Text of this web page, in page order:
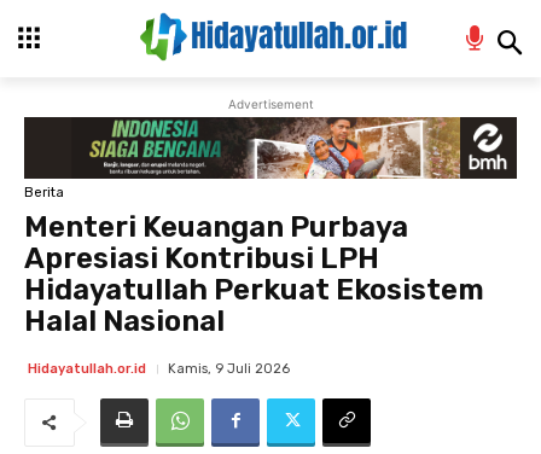
Advertisement
Berita
Menteri Keuangan Purbaya
Apresiasi Kontribusi LPH
Hidayatullah Perkuat Ekosistem
Halal Nasional
Hidayatullah.or.id Kamis, 9 Juli 2026